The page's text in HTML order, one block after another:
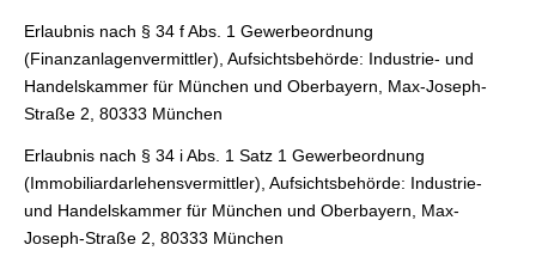
Erlaubnis nach § 34 f Abs. 1 Gewerbeordnung
(Finanzanlagenvermittler), Aufsichtsbehörde: Industrie- und
Handelskammer für München und Oberbayern, Max-Joseph-
Straße 2, 80333 München
Erlaubnis nach § 34 i Abs. 1 Satz 1 Gewerbeordnung
(Immobiliardarlehensvermittler), Aufsichtsbehörde: Industrie-
und Handelskammer für München und Oberbayern, Max-
Joseph-Straße 2, 80333 München